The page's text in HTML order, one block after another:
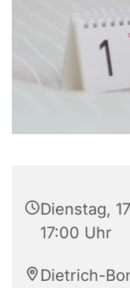
Dienstag,
17:00 Uhr
Dietrich-